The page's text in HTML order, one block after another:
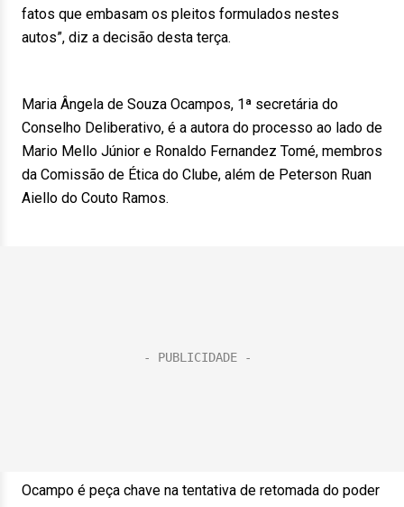
fatos que embasam os pleitos formulados nestes
autos”, diz a decisão desta terça.
Maria Ângela de Souza Ocampos, 1ª secretária do
Conselho Deliberativo, é a autora do processo ao lado de
Mario Mello Júnior e Ronaldo Fernandez Tomé, membros
da Comissão de Ética do Clube, além de Peterson Ruan
Aiello do Couto Ramos.
Ocampo é peça chave na tentativa de retomada do poder